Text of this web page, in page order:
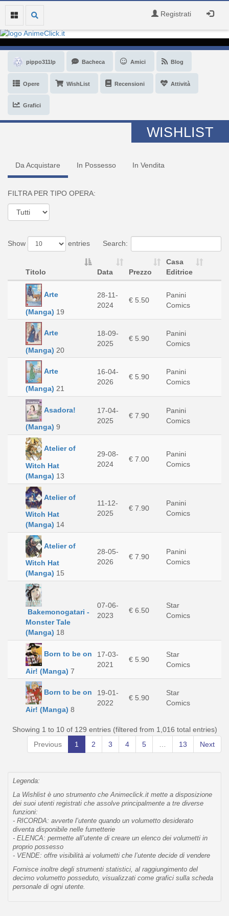
Registrati
pippo311lp Bacheca Amici Blog
Opere WishList Recensioni Attività
Grafici
WISHLIST
Da Acquistare In Possesso In Vendita
FILTRA PER TIPO OPERA:
Show entries Search:
Titolo Data Prezzo
Casa
Editrice
Arte
(Manga) 19
28-11-
2024
€ 5.50
Panini
Comics
Arte
(Manga) 20
18-09-
2025
€ 5.90
Panini
Comics
Arte
(Manga) 21
16-04-
2026
€ 5.90
Panini
Comics
Asadora!
(Manga) 9
17-04-
2025
€ 7.90
Panini
Comics
Atelier of
Witch Hat
(Manga) 13
29-08-
2024
€ 7.00
Panini
Comics
Atelier of
Witch Hat
(Manga) 14
11-12-
2025
€ 7.90
Panini
Comics
Atelier of
Witch Hat
(Manga) 15
28-05-
2026
€ 7.90
Panini
Comics
Bakemonogatari -
Monster Tale
(Manga) 18
07-06-
2023
€ 6.50
Star
Comics
Born to be on
Air! (Manga) 7
17-03-
2021
€ 5.90
Star
Comics
Born to be on
Air! (Manga) 8
19-01-
2022
€ 5.90
Star
Comics
Showing 1 to 10 of 129 entries (filtered from 1,016 total entries)
Previous
1 2 3 4 5 … 13 Next
Legenda:
La Wishlist è uno strumento che Animeclick.it mette a disposizione
dei suoi utenti registrati che assolve principalmente a tre diverse
funzioni:
- RICORDA: avverte l’utente quando un volumetto desiderato
diventa disponibile nelle fumetterie
- ELENCA: permette all’utente di creare un elenco dei volumetti in
proprio possesso
- VENDE: offre visibilità ai volumetti che l’utente decide di vendere
Fornisce inoltre degli strumenti statistici, al raggiungimento del
decimo volumetto posseduto, visualizzati come grafici sulla scheda
personale di ogni utente.